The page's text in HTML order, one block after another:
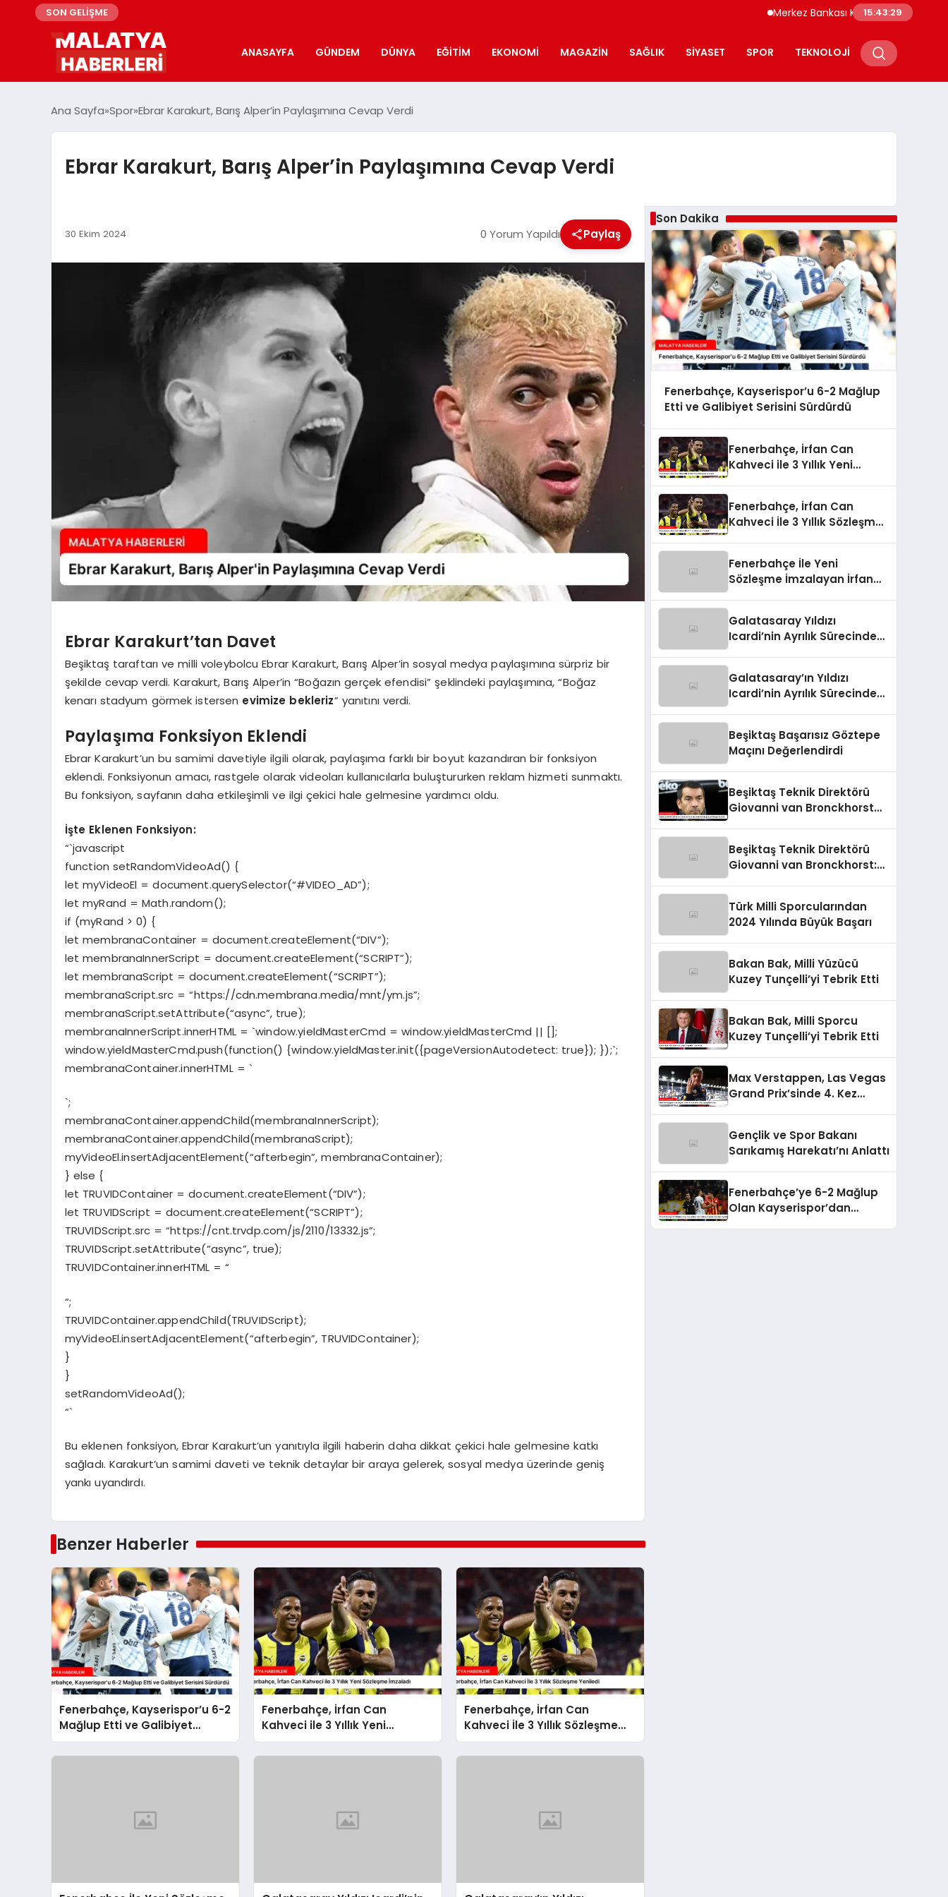
SON GELİŞME Merkez Bankası Kripto Varlık Merkezi
15:43:30
ANASAYFA GÜNDEM DÜNYA EĞITIM EKONOMI MAGAZIN SAĞLIK SIYASET SPOR TEKNOLOJI
Ana Sayfa Spor Ebrar Karakurt, Barış Alper’in Paylaşımına Cevap Verdi
Ebrar Karakurt, Barış Alper’in Paylaşımına Cevap Verdi
30 Ekim 2024 0 Yorum Yapıldı Paylaş
Ebrar Karakurt’tan Davet
Beşiktaş taraftarı ve milli voleybolcu Ebrar Karakurt, Barış Alper’in sosyal medya paylaşımına sürpriz bir
şekilde cevap verdi. Karakurt, Barış Alper’in “Boğazın gerçek efendisi” şeklindeki paylaşımına, “Boğaz
kenarı stadyum görmek istersen evimize bekleriz” yanıtını verdi.
Paylaşıma Fonksiyon Eklendi
Ebrar Karakurt’un bu samimi davetiyle ilgili olarak, paylaşıma farklı bir boyut kazandıran bir fonksiyon
eklendi. Fonksiyonun amacı, rastgele olarak videoları kullanıcılarla buluştururken reklam hizmeti sunmaktı.
Bu fonksiyon, sayfanın daha etkileşimli ve ilgi çekici hale gelmesine yardımcı oldu.
İşte Eklenen Fonksiyon:
“`javascript
function setRandomVideoAd() {
let myVideoEl = document.querySelector(“#VIDEO_AD”);
let myRand = Math.random();
if (myRand > 0) {
let membranaContainer = document.createElement(“DIV”);
let membranaInnerScript = document.createElement(“SCRIPT”);
let membranaScript = document.createElement(“SCRIPT”);
membranaScript.src = “https://cdn.membrana.media/mnt/ym.js”;
membranaScript.setAttribute(“async”, true);
membranaInnerScript.innerHTML = `window.yieldMasterCmd = window.yieldMasterCmd || [];
window.yieldMasterCmd.push(function() {window.yieldMaster.init({pageVersionAutodetect: true}); });`;
membranaContainer.innerHTML = `
`;
membranaContainer.appendChild(membranaInnerScript);
membranaContainer.appendChild(membranaScript);
myVideoEl.insertAdjacentElement(“afterbegin”, membranaContainer);
} else {
let TRUVIDContainer = document.createElement(“DIV”);
let TRUVIDScript = document.createElement(“SCRIPT”);
TRUVIDScript.src = “https://cnt.trvdp.com/js/2110/13332.js”;
TRUVIDScript.setAttribute(“async”, true);
TRUVIDContainer.innerHTML = “
“;
TRUVIDContainer.appendChild(TRUVIDScript);
myVideoEl.insertAdjacentElement(“afterbegin”, TRUVIDContainer);
}
}
setRandomVideoAd();
“`
Bu eklenen fonksiyon, Ebrar Karakurt’un yanıtıyla ilgili haberin daha dikkat çekici hale gelmesine katkı
sağladı. Karakurt’un samimi daveti ve teknik detaylar bir araya gelerek, sosyal medya üzerinde geniş
yankı uyandırdı.
Benzer Haberler
Fenerbahçe, Kayserispor’u 6-2
Mağlup Etti ve Galibiyet
Serisini Sürdürdü
Fenerbahçe, İrfan Can
Kahveci ile 3 Yıllık Yeni
Sözleşme İmzaladı
Fenerbahçe, İrfan Can
Kahveci İle 3 Yıllık Sözleşme
Yeniledi
Son Dakika
Fenerbahçe, Kayserispor’u 6-2 Mağlup
Etti ve Galibiyet Serisini Sürdürdü
Fenerbahçe, İrfan Can
Kahveci ile 3 Yıllık Yeni
Fenerbahçe, İrfan Can
Kahveci İle 3 Yıllık Sözleşme
Fenerbahçe İle Yeni
Sözleşme İmzalayan İrfan
Galatasaray Yıldızı
Icardi’nin Ayrılık Sürecindeki
Galatasaray’ın Yıldızı
Icardi’nin Ayrılık Sürecindeki
Beşiktaş Başarısız Göztepe
Maçını Değerlendirdi
Beşiktaş Teknik Direktörü
Giovanni van Bronckhorst
Beşiktaş Teknik Direktörü
Giovanni van Bronckhorst:
Türk Milli Sporcularından
2024 Yılında Büyük Başarı
Bakan Bak, Milli Yüzücü
Kuzey Tunçelli’yi Tebrik Etti
Bakan Bak, Milli Sporcu
Kuzey Tunçelli’yi Tebrik Etti
Max Verstappen, Las Vegas
Grand Prix’sinde 4. Kez
Gençlik ve Spor Bakanı
Sarıkamış Harekatı’nı Anlattı
Fenerbahçe’ye 6-2 Mağlup
Olan Kayserispor’dan